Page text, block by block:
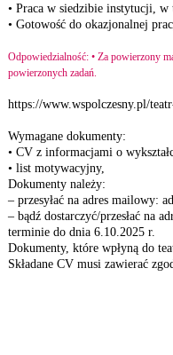
• Praca w siedzibie instytucji, w
• Gotowość do okazjonalnej
Odpowiedzialność: • Za powierzony
powierzonych zadań.
https://www.wspolczesny.pl/
Wymagane dokumenty:
• CV z informacjami o
• list motywacyjny,
Dokumenty należy:
– przesyłać na adres mailowy:
– bądź dostarczyć/przesłać na
terminie do dnia 6.10.2025 r.
Dokumenty, które wpłyną do
Składane CV musi zawierać